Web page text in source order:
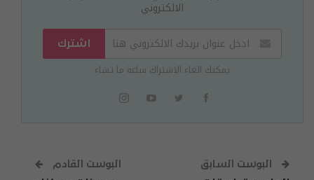
الالكتروني
اشترك
يمكنك الغاء الاشتراك ساعة ما تشاء
البوست السابق البوست القادم